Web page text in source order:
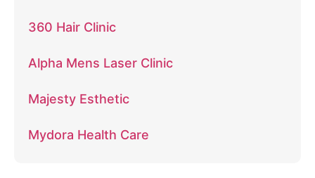
360 Hair Clinic
Alpha Mens Laser Clinic
Majesty Esthetic
Mydora Health Care